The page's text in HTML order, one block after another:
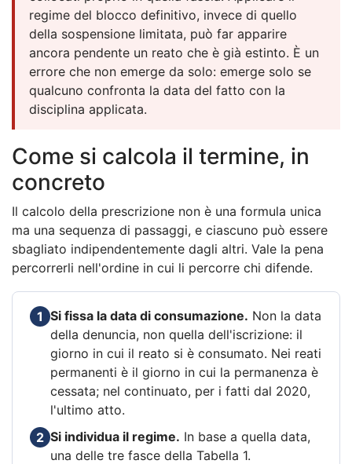
regime del blocco definitivo, invece di quello
della sospensione limitata, può far apparire
ancora pendente un reato che è già estinto. È un
errore che non emerge da solo: emerge solo se
qualcuno confronta la data del fatto con la
disciplina applicata.
Come si calcola il termine, in
concreto
Il calcolo della prescrizione non è una formula unica
ma una sequenza di passaggi, e ciascuno può essere
sbagliato indipendentemente dagli altri. Vale la pena
percorrerli nell'ordine in cui li percorre chi difende.
1 Si fissa la data di consumazione. Non la data
della denuncia, non quella dell'iscrizione: il
giorno in cui il reato si è consumato. Nei reati
permanenti è il giorno in cui la permanenza è
cessata; nel continuato, per i fatti dal 2020,
l'ultimo atto.
2 Si individua il regime. In base a quella data,
una delle tre fasce della Tabella 1.